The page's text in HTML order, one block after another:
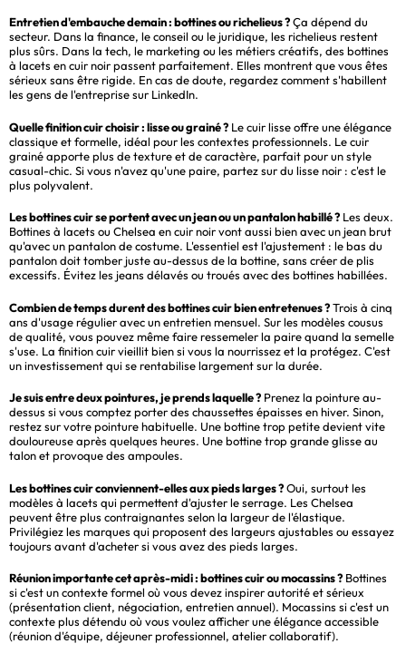
Entretien d'embauche demain : bottines ou richelieus ?Ça dépend du
secteur. Dans la finance, le conseil ou le juridique, les richelieus restent
plus sûrs. Dans la tech, le marketing ou les métiers créatifs, des bottines
à lacets en cuir noir passent parfaitement. Elles montrent que vous êtes
sérieux sans être rigide. En cas de doute, regardez comment s'habillent
les gens de l'entreprise sur LinkedIn.
Quelle finition cuir choisir : lisse ou grainé ? Le cuir lisse offre une élégance
classique et formelle, idéal pour les contextes professionnels. Le cuir
grainé apporte plus de texture et de caractère, parfait pour un style
casual-chic. Si vous n'avez qu'une paire, partez sur du lisse noir : c'est le
plus polyvalent.
Les bottines cuir se portent avec un jean ou un pantalon habillé ? Les deux.
Bottines à lacets ou Chelsea en cuir noir vont aussi bien avec un jean brut
qu'avec un pantalon de costume. L'essentiel est l'ajustement : le bas du
pantalon doit tomber juste au-dessus de la bottine, sans créer de plis
excessifs. Évitez les jeans délavés ou troués avec des bottines habillées.
Combien de temps durent des bottines cuir bien entretenues ?Trois à cinq
ans d'usage régulier avec un entretien mensuel. Sur les modèles cousus
de qualité, vous pouvez même faire ressemeler la paire quand la semelle
s'use. La finition cuir vieillit bien si vous la nourrissez et la protégez. C'est
un investissement qui se rentabilise largement sur la durée.
Je suis entre deux pointures, je prends laquelle ? Prenez la pointure au-
dessus si vous comptez porter des chaussettes épaisses en hiver. Sinon,
restez sur votre pointure habituelle. Une bottine trop petite devient vite
douloureuse après quelques heures. Une bottine trop grande glisse au
talon et provoque des ampoules.
Les bottines cuir conviennent-elles aux pieds larges ?Oui, surtout les
modèles à lacets qui permettent d'ajuster le serrage. Les Chelsea
peuvent être plus contraignantes selon la largeur de l'élastique.
Privilégiez les marques qui proposent des largeurs ajustables ou essayez
toujours avant d'acheter si vous avez des pieds larges.
Réunion importante cet après-midi : bottines cuir ou mocassins ? Bottines
si c'est un contexte formel où vous devez inspirer autorité et sérieux
(présentation client, négociation, entretien annuel). Mocassins si c'est un
contexte plus détendu où vous voulez afficher une élégance accessible
(réunion d'équipe, déjeuner professionnel, atelier collaboratif).